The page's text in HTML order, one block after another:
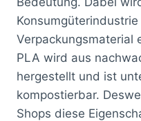
Verpackungsmaterial
PLA wird aus
hergestellt und ist
kompostierbar.
Shops diese